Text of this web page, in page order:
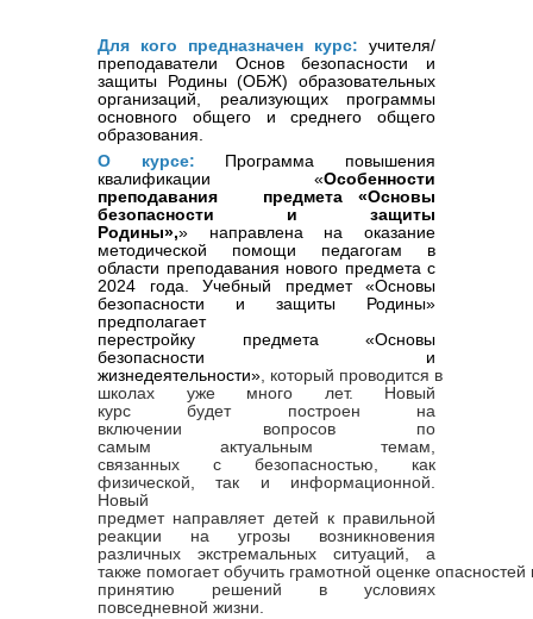
Для кого предназначен курс: учителя/
преподаватели Основ безопасности и
защиты Родины (ОБЖ) образовательных
организаций, реализующих программы
основного общего и среднего общего
образования.
О курсе:
Программа повышения
квалификации «Особенности
преподавания предмета «Основы
безопасности и защиты
Родины»,»
направлена на оказание
методической помощи педагогам в
области преподавания нового предмета с
2024 года. Учебный предмет «Основы
безопасности и защиты Родины»
предполагает
перестройку предмета «Основы
безопасности и
жизнедеятельности», который проводится в
школах уже много лет. Новый
курс будет построен на
включении вопросов по
самым актуальным темам,
связанных с безопасностью, как
физической, так и информационной.
Новый
предмет направляет детей к правильной
реакции на угрозы возникновения
различных экстремальных ситуаций, а
также помогает обучить грамотной оценке опасностей
принятию решений в условиях
повседневной жизни.